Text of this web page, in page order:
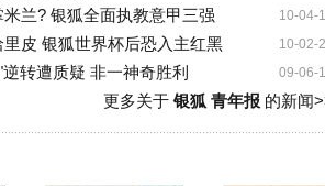
10-04-
兰? 银狐全面执教意甲三强
10-02-
皮 银狐世界杯后恐入主红黑
09-06-
转遭质疑 非一神奇胜利
更多关于 银狐 青年报的新闻